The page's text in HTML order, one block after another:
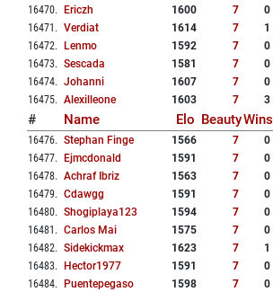
16470. Ericzh 1600 7
0
16471 . Verdiat 1614 7
1
16472. Lenmo 1592 7
0
16473. Sescada 1581 7
0
16474. Johanni 1607 7
0
16475. Alexilleone 1603 7 3
# Name Elo BeautyWins
16476. Stephan Finge 1566 7
0
16477. Ejmcdonald 1591 7
0
16478. Achraf Ibriz 1563 7
0
16479. Cdawgg 1591 7
0
16480. Shogiplaya123 1594 7
0
16481 . Carlos Mai 1575 7
0
16482. Sidekickmax 1623 7
1
16483. Hector1977 1591 7
0
16484. Puentepegaso 1598 7
0